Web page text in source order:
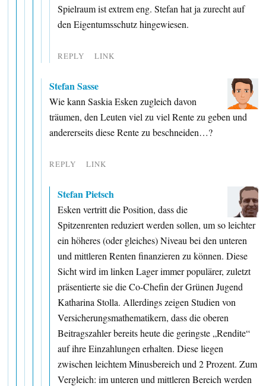
Spielraum ist extrem eng. Stefan hat ja zurecht auf
den Eigentumsschutz hingewiesen.
REPLY LINK
Stefan Sasse
Wie kann Saskia Esken zugleich davon
träumen, den Leuten viel zu viel Rente zu geben und
andererseits diese Rente zu beschneiden…?
REPLY LINK
Stefan Pietsch
Esken vertritt die Position, dass die
Spitzenrenten reduziert werden sollen, um so leichter
ein höheres (oder gleiches) Niveau bei den unteren
und mittleren Renten finanzieren zu können. Diese
Sicht wird im linken Lager immer populärer, zuletzt
präsentierte sie die Co-Chefin der Grünen Jugend
Katharina Stolla. Allerdings zeigen Studien von
Versicherungsmathematikern, dass die oberen
Beitragszahler bereits heute die geringste „Rendite“
auf ihre Einzahlungen erhalten. Diese liegen
zwischen leichtem Minusbereich und 2 Prozent. Zum
Vergleich: im unteren und mittleren Bereich werden